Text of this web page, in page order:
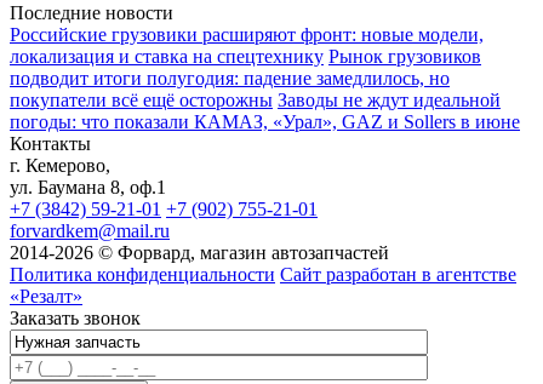
Последние новости
Российские грузовики расширяют фронт: новые модели,
локализация и ставка на спецтехнику Рынок грузовиков
подводит итоги полугодия: падение замедлилось, но
покупатели всё ещё осторожны Заводы не ждут идеальной
погоды: что показали КАМАЗ, «Урал», GAZ и Sollers в июне
Контакты
г. Кемерово,
ул. Баумана 8, оф.1
+7 (3842) 59-21-01 +7 (902) 755-21-01
forvardkem@mail.ru
2014-2026 © Форвард, магазин автозапчастей
Политика конфиденциальности Сайт разработан в агентстве
«Резалт»
Заказать звонок